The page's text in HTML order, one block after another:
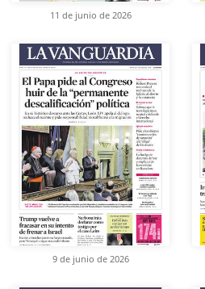
11 de junio de 2026
9 de junio de 2026